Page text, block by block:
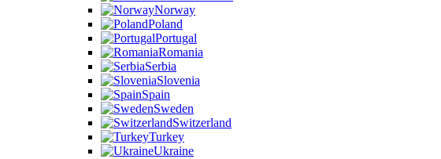
Norway
Poland
Portugal
Romania
Serbia
Slovenia
Spain
Sweden
Switzerland
Turkey
Ukraine